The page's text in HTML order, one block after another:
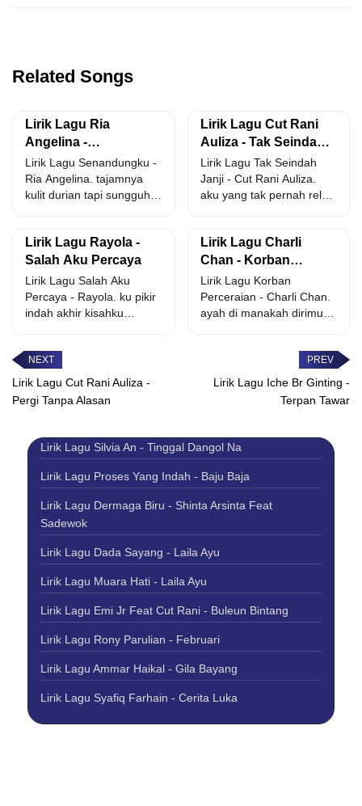
Related Songs
Lirik Lagu Ria
Angelina -
Senandungku
Lirik Lagu Senandungku -
Ria Angelina. tajamnya
kulit durian tapi sungguh
Lirik Lagu Cut Rani
Auliza - Tak Seindah
Janji
Lirik Lagu Tak Seindah
Janji - Cut Rani Auliza.
aku yang tak pernah rela
Lirik Lagu Rayola -
Salah Aku Percaya
Lirik Lagu Salah Aku
Percaya - Rayola. ku pikir
indah akhir kisahku
Lirik Lagu Charli
Chan - Korban
Perceraian
Lirik Lagu Korban
Perceraian - Charli Chan.
ayah di manakah dirimu
Lirik Lagu Cut Rani Auliza -
Pergi Tanpa Alasan
Lirik Lagu Iche Br Ginting -
Terpan Tawar
Lirik Lagu Silvia An - Tinggal Dangol Na
Lirik Lagu Proses Yang Indah - Baju Baja
Lirik Lagu Dermaga Biru - Shinta Arsinta Feat
Sadewok
Lirik Lagu Dada Sayang - Laila Ayu
Lirik Lagu Muara Hati - Laila Ayu
Lirik Lagu Emi Jr Feat Cut Rani - Buleun Bintang
Lirik Lagu Rony Parulian - Februari
Lirik Lagu Ammar Haikal - Gila Bayang
Lirik Lagu Syafiq Farhain - Cerita Luka